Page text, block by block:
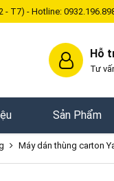
- T7) - Hotline:
Hỗ
Tư
Sản Phẩm
Máy dán thùng carton